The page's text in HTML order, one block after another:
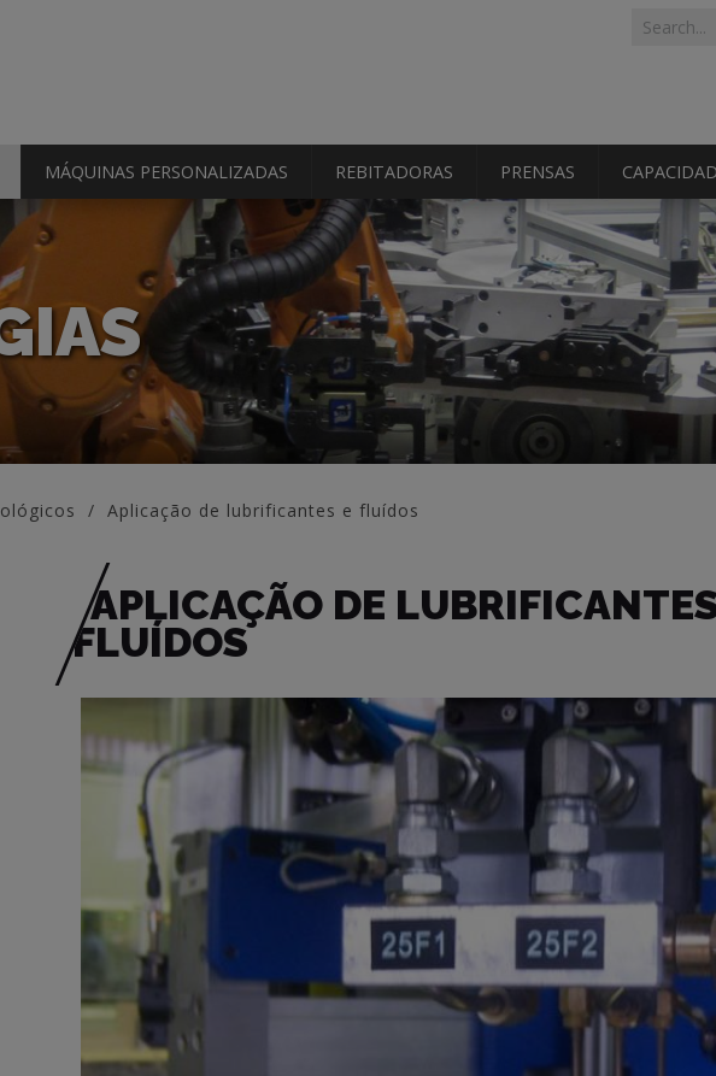
Search
Search
MÁQUINAS PERSONALIZADAS REBITADORAS PRENSAS
Aplicação de lubrificantes e fluídos
APLICAÇÃO DE
FLUÍDOS